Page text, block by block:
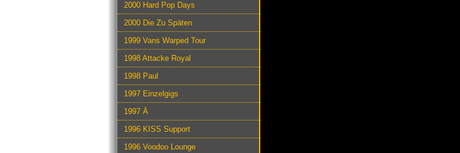
2000 Hard Pop Days
2000 Die Zu Späten
1999 Vans Warped Tour
1998 Attacke Royal
1998 Paul
1997 Einzelgigs
1997 Ä
1996 KISS Support
1996 Voodoo Lounge